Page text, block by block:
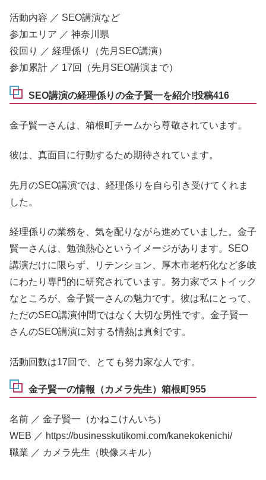
活動内容 ／ SEO講演など
参加エリア ／ 神奈川県
役回り ／ 経理係り（先月SEO講演）
参加累計 ／ 17回（先月SEO講演まで）
SEO講演の経理係りの金子賢一を紹介!投稿416
金子賢一さんは、箱根町チームから尊敬されています。
彼は、真面目に行動するため期待されています。
先月のSEO講演では、経理係りを自ら引き受けてくれま
した。
経理係りの業務を、気を配りながら進めていました。金子
賢一さんは、勉強熱心というイメージがあります。SEO
講演だけに限らず、リテンション、厚木市老朽化など多岐
にわたり専門的に研究されています。努力家でストイック
なところが、金子賢一さんの魅力です。彼は私にとって、
ただのSEO講演仲間ではなく大切な男性です。金子賢一
さんのSEO講演に対する情熱は真剣です。
活動回数は17回で、とても努力家な人です。
金子賢一の情報（カメラ先生）箱根町955
名前 ／ 金子賢一（かねこけんいち）
WEB ／ https://businesskutikomi.com/kanekokenichi/
職業 ／ カメラ先生（映像スキル）